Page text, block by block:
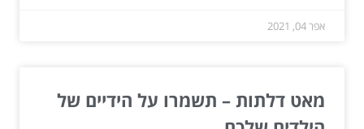
אפר 04, 2021
מאט דלתות – תשמרו על הידיים של